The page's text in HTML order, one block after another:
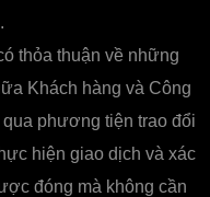
thỏa thuận về những
Khách hàng và Công
phương tiện trao đổi
hiện giao dịch và xác
đóng mà không cần